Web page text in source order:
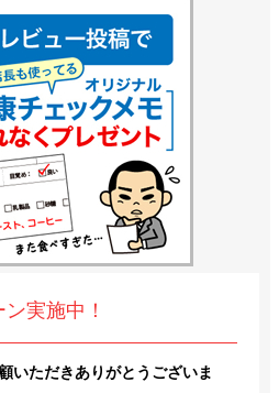
実施中！
いただきありがとうございま